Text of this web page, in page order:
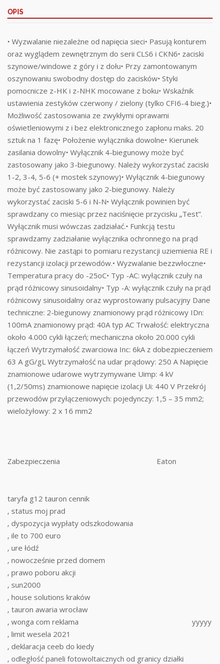
OPIS
• Wyzwalanie niezależne od napięcia sieci• Pasują konturem
oraz wyglądem zewnętrznym do serii CLS6 i CKN6• zaciski
szynowe/windowe z góry i z dołu• Przy zamontowanym
oszynowaniu swobodny dostęp do zacisków• Styki
pomocnicze z-HK i z-NHK mocowane z boku• Wskaźnik
ustawienia zestyków czerwony / zielony (tylko CFI6-4 bieg.)•
Możliwość zastosowania ze zwykłymi oprawami
oświetleniowymi z i bez elektronicznego zapłonu maks. 20
sztuk na 1 fazę• Położenie wyłącznika dowolne• Kierunek
zasilania dowolny• Wyłącznik 4-biegunowy może być
zastosowany jako 3-biegunowy. Należy wykorzystać zaciski
1-2, 3-4, 5-6 (+ mostek szynowy)• Wyłącznik 4-biegunowy
może być zastosowany jako 2-biegunowy. Należy
wykorzystać zaciski 5-6 i N-N• Wyłącznik powinien być
sprawdzany co miesiąc przez naciśnięcie przycisku „Test”.
Wyłącznik musi wówczas zadziałać.• Funkcją testu
sprawdzamy zadziałanie wyłącznika ochronnego na prąd
różnicowy. Nie zastąpi to pomiaru rezystancji uziemienia RE i
rezystancji izolacji przewodów.• Wyzwalanie bezzwłoczne•
Temperatura pracy do -25oC• Typ -AC: wyłącznik czuły na
prąd różnicowy sinusoidalny• Typ -A: wyłącznik czuły na prąd
różnicowy sinusoidalny oraz wyprostowany pulsacyjny Dane
techniczne: 2-biegunowy znamionowy prąd różnicowy IDn:
100mA znamionowy prąd: 40A typ AC Trwałość: elektryczna
około 4.000 cykli łączeń; mechaniczna około 20.000 cykli
łączeń Wytrzymałość zwarciowa Inc: 6kA z dobezpieczeniem
63 A gG/gL Wytrzymałość na udar prądowy: 250 A Napięcie
znamionowe udarowe wytrzymywane Uimp: 4 kV
(1,2/50ms) znamionowe napięcie izolacji Ui: 440 V Przekrój
przewodów przyłączeniowych: pojedynczy: 1,5 – 35 mm2;
wielożyłowy: 2 x 16 mm2
Zabezpieczenia Eaton
taryfa g12 tauron cennik
, status moj prad
, dyspozycja wypłaty odszkodowania
, ile to 700 euro
, ure łódź
, nowocześnie przed domem
, prawo poboru akcji
, sun2000
, house solutions kraków
, tauron awaria wrocław
, wonga com reklama
, limit wesela 2021
, deklaracja ceeb do kiedy
, odległość paneli fotowoltaicznych od granicy działki
yyyyy